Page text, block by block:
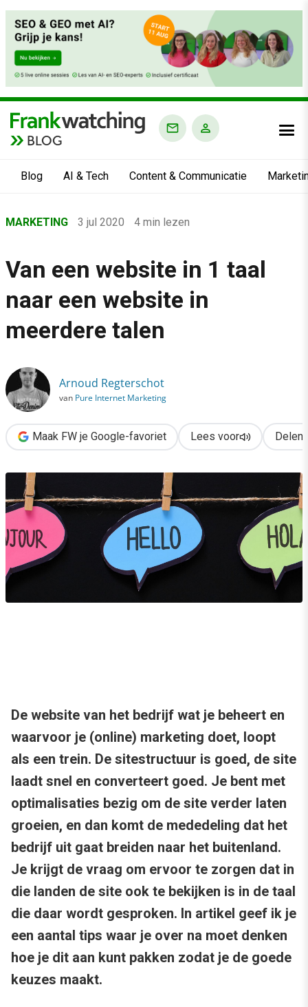
BLOG
Blog AI & Tech Content & Communicatie
›
›
Marketing
Van een website in 1 taal naar een website in meerdere talen
MARKETING 3 jul 2020 4 min lezen
Van een website in 1 taal
naar een website in
meerdere talen
Arnoud Regterschot
van Pure Internet Marketing
Maak FW je Google-favoriet Lees voor Delen
De website van het bedrijf wat je beheert en
waarvoor je (online) marketing doet, loopt
als een trein. De sitestructuur is goed, de site
laadt snel en converteert goed. Je bent met
optimalisaties bezig om de site verder laten
groeien, en dan komt de mededeling dat het
bedrijf uit gaat breiden naar het buitenland.
Je krijgt de vraag om ervoor te zorgen dat in
die landen de site ook te bekijken is in de taal
die daar wordt gesproken. In artikel geef ik je
een aantal tips waar je over na moet denken
hoe je dit aan kunt pakken zodat je de goede
keuzes maakt.